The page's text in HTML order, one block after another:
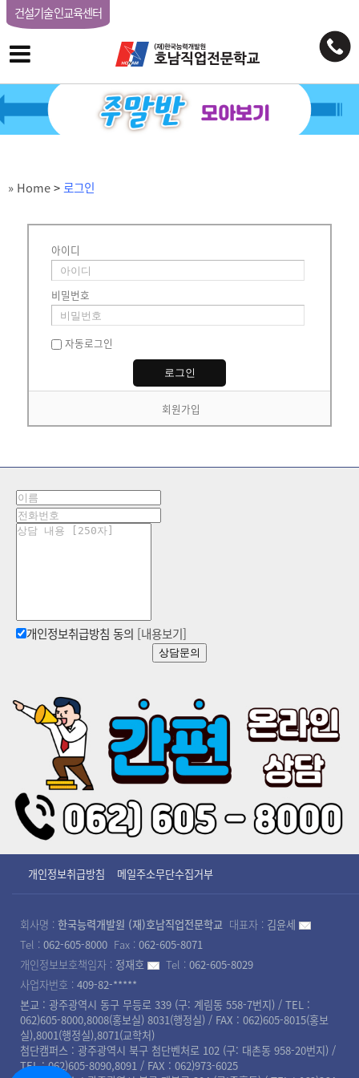
건설기술인교육센터
» Home>로그인
아이디
비밀번호
자동로그인
회원가입
개인정보취급방침 동의 [내용보기]
상담문의
개인정보취급방침 메일주소무단수집거부
회사명 : 한국능력개발원 (재)호남직업전문학교 대표자 : 김윤세
Tel : 062-605-8000 Fax : 062-605-8071
개인정보보호책임자 : 정재호 Tel : 062-605-8029
사업자번호 : 409-82-*****
본교 : 광주광역시 동구 무등로 339 (구: 계림동 558-7번지) / TEL :
062)605-8000,8008(홍보실) 8031(행정실) / FAX : 062)605-8015(홍보
실),8001(행정실),8071(교학처)
첨단캠퍼스 : 광주광역시 북구 첨단벤처로 102 (구: 대촌동 958-20번지) /
TEL : 062)605-8090,8091 / FAX : 062)973-6025